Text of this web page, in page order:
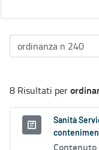
8 Risultati per
Sanità